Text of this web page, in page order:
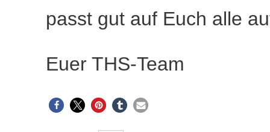
passt gut auf Euch alle
Euer THS-Team